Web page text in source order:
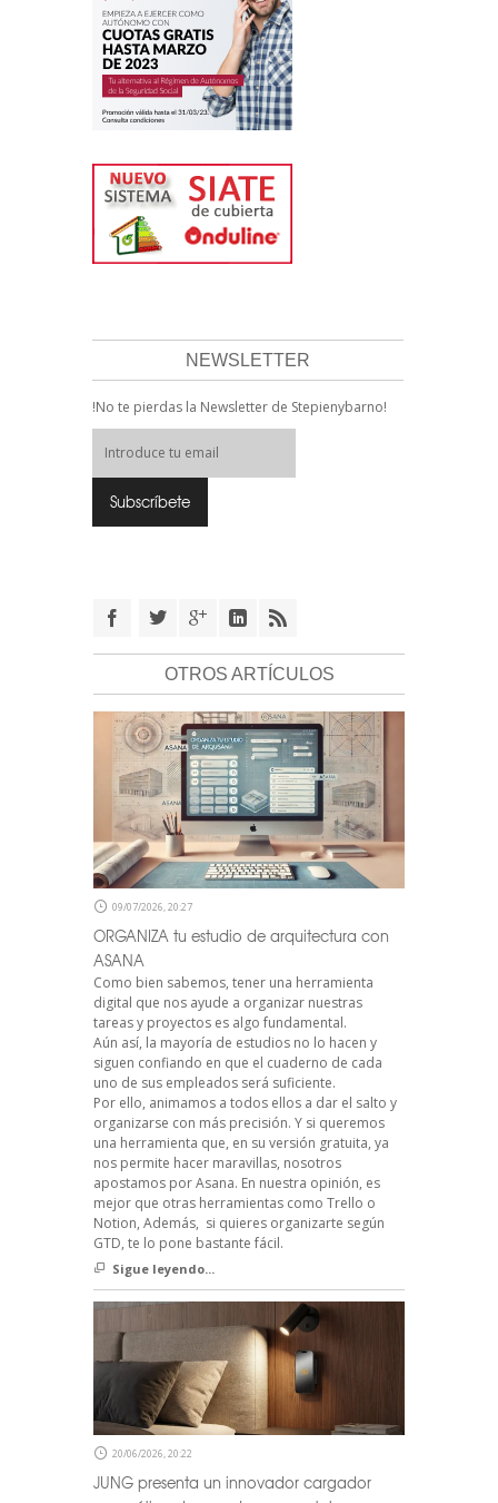
NEWSLETTER
!No te pierdas la Newsletter de Stepienybarno!
OTROS ARTÍCULOS
09/07/2026, 20:27
ORGANIZA tu estudio de arquitectura con
ASANA
Como bien sabemos, tener una herramienta
digital que nos ayude a organizar nuestras
tareas y proyectos es algo fundamental.
Aún así, la mayoría de estudios no lo hacen y
siguen confiando en que el cuaderno de cada
uno de sus empleados será suficiente.
Por ello, animamos a todos ellos a dar el salto y
organizarse con más precisión. Y si queremos
una herramienta que, en su versión gratuita, ya
nos permite hacer maravillas, nosotros
apostamos por Asana. En nuestra opinión, es
mejor que otras herramientas como Trello o
Notion, Además, si quieres organizarte según
GTD, te lo pone bastante fácil.
Sigue leyendo...
20/06/2026, 20:22
JUNG presenta un innovador cargador